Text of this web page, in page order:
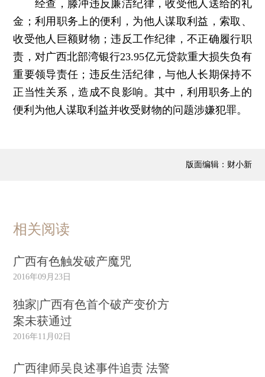
经查，滕冲违反廉洁纪律，收受他人送给的礼
金；利用职务上的便利，为他人谋取利益，索取、
收受他人巨额财物；违反工作纪律，不正确履行职
责，对广西北部湾银行23.95亿元贷款重大损失负有
重要领导责任；违反生活纪律，与他人长期保持不
正当性关系，造成不良影响。其中，利用职务上的
便利为他人谋取利益并收受财物的问题涉嫌犯罪。
版面编辑：财小新
相关阅读
广西有色触发破产魔咒
2016年09月23日
独家|广西有色首个破产变价方
案未获通过
2016年11月02日
广西律师吴良述事件追责 法警